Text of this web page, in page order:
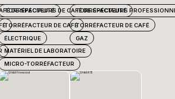
DE SPÉCIALITÉ
TORRÉFACTEURS DE CAFÉ DE SPÉCIALITÉ
TORRÉFACTEUR DE CAFÉ
ÉLECTRIQUE
MATÉRIEL DE LABORATOIRE
MICRO-TORRÉFACTEUR
TORRÉFACTEURS
TORRÉFACTEUR DE CAFÉ
GAZ